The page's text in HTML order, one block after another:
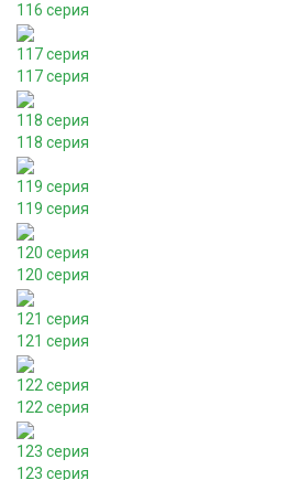
116 серия
117 серия
117 серия
118 серия
118 серия
119 серия
119 серия
120 серия
120 серия
121 серия
121 серия
122 серия
122 серия
123 серия
123 серия